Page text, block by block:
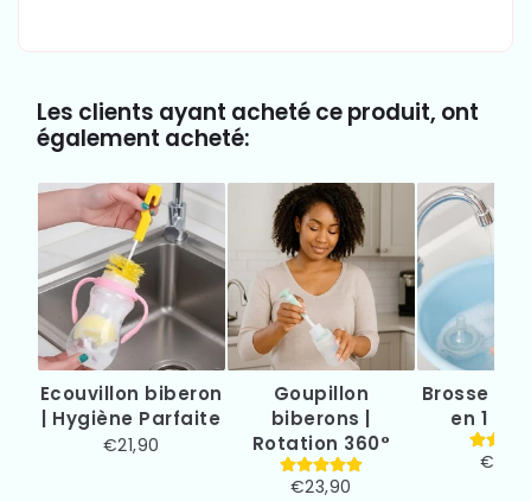
Les clients ayant acheté ce produit, ont
également acheté:
Ecouvillon biberon
| Hygiène Parfaite
€21,90
Goupillon
biberons |
Rotation 360°
€23,90
Brosse
en 1